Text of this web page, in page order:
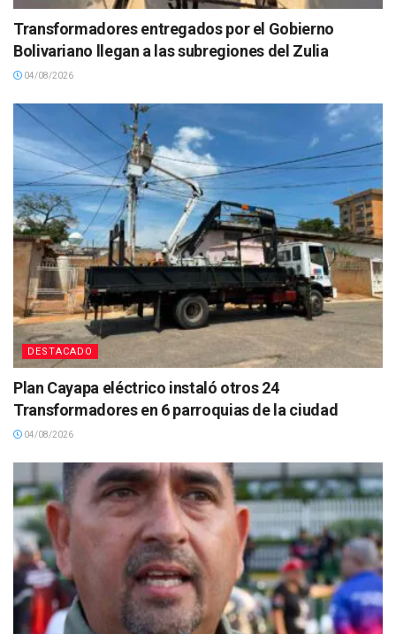
Transformadores entregados por el Gobierno
Bolivariano llegan a las subregiones del Zulia
04/08/2026
DESTACADO
Plan Cayapa eléctrico instaló otros 24
Transformadores en 6 parroquias de la ciudad
04/08/2026